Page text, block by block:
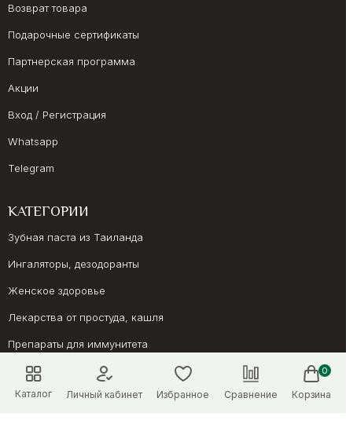
Каталог Личный кабинет Избранное Сравнение
0
Корзина
Возврат товара
Подарочные сертификаты
Партнерская программа
Акции
Вход / Регистрация
Whatsapp
Telegram
КАТЕГОРИИ
Зубная паста из Таиланда
Ингаляторы, дезодоранты
Женское здоровье
Лекарства от простуда, кашля
Препараты для иммунитета
Онкология, суставы